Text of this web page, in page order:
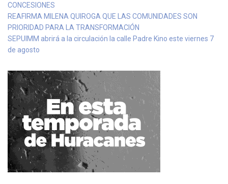
CONCESIONES
REAFIRMA MILENA QUIROGA QUE LAS COMUNIDADES SON
PRIORIDAD PARA LA TRANSFORMACIÓN
SEPUIMM abrirá a la circulación la calle Padre Kino este viernes 7
de agosto